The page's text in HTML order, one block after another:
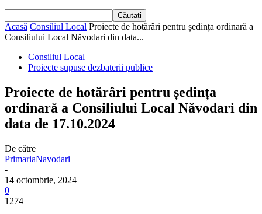
Acasă Consiliul Local Proiecte de hotărâri pentru ședința ordinară a
Consiliului Local Năvodari din data...
Consiliul Local
Proiecte supuse dezbaterii publice
Proiecte de hotărâri pentru ședința
ordinară a Consiliului Local Năvodari din
data de 17.10.2024
De către
PrimariaNavodari
-
14 octombrie, 2024
0
1274